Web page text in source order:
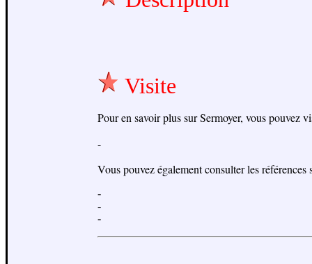
Visite
Pour en savoir plus sur Sermoyer, vous pouvez
-
Vous pouvez également consulter les références
-
-
-